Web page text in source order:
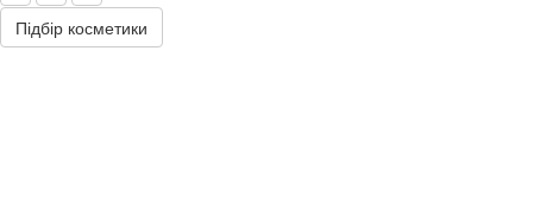
Підбір косметики